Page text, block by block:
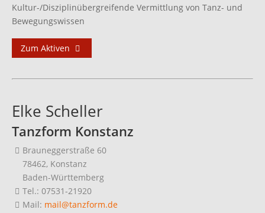
Kultur-/Disziplinübergreifende Vermittlung von Tanz- und
Bewegungswissen
Zum Aktiven
Elke Scheller
Tanzform Konstanz
Brauneggerstraße 60
78462, Konstanz
Baden-Württemberg
Tel.: 07531-21920
Mail: mail@tanzform.de